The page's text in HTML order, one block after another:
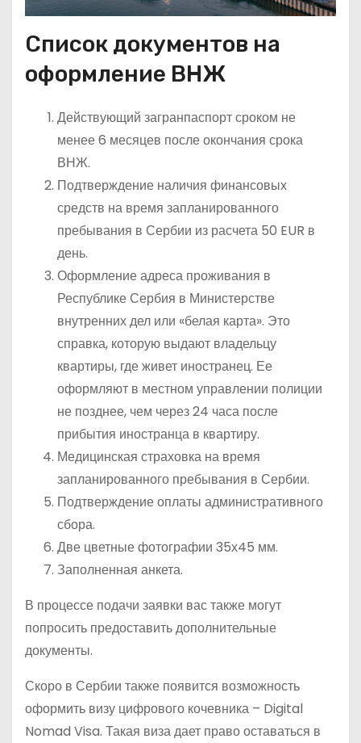
Список документов на
оформление ВНЖ
Действующий загранпаспорт сроком не
менее 6 месяцев после окончания срока
ВНЖ.
Подтверждение наличия финансовых
средств на время запланированного
пребывания в Сербии из расчета 50 EUR в
день.
Оформление адреса проживания в
Республике Сербия в Министерстве
внутренних дел или «белая карта». Это
справка, которую выдают владельцу
квартиры, где живет иностранец. Ее
оформляют в местном управлении полиции
не позднее, чем через 24 часа после
прибытия иностранца в квартиру.
Медицинская страховка на время
запланированного пребывания в Сербии.
Подтверждение оплаты административного
сбора.
Две цветные фотографии 35х45 мм.
Заполненная анкета.
В процессе подачи заявки вас также могут
попросить предоставить дополнительные
документы.
Скоро в Сербии также появится возможность
оформить визу цифрового кочевника – Digital
Nomad Visa. Такая виза дает право оставаться в